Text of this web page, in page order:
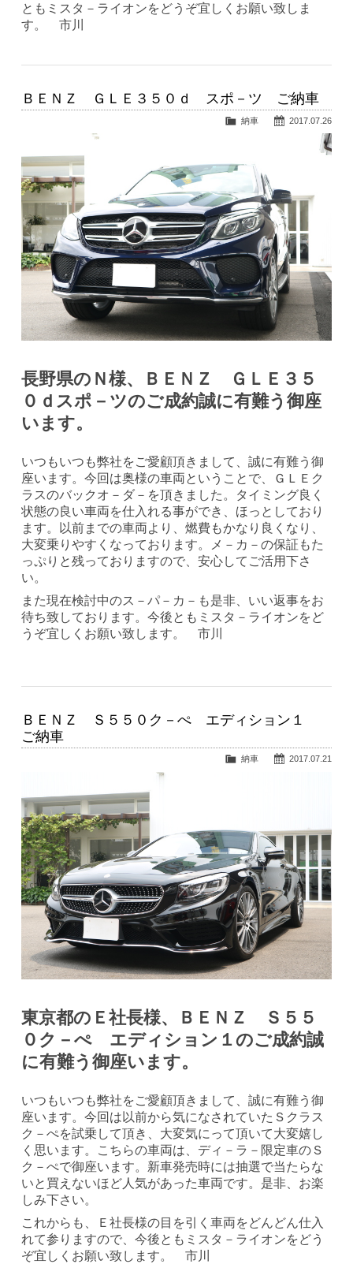
ともミスタ－ライオンをどうぞ宜しくお願い致しま
す。 市川
ＢＥＮＺ ＧＬＥ３５０ｄ スポ－ツ ご納車
2017.07.26
納車
長野県のＮ様、ＢＥＮＺ ＧＬＥ３５
０ｄスポ－ツのご成約誠に有難う御座
います。
いつもいつも弊社をご愛顧頂きまして、誠に有難う御
座います。今回は奥様の車両ということで、ＧＬＥク
ラスのバックオ－ダ－を頂きました。タイミング良く
状態の良い車両を仕入れる事ができ、ほっとしており
ます。以前までの車両より、燃費もかなり良くなり、
大変乗りやすくなっております。メ－カ－の保証もた
っぷりと残っておりますので、安心してご活用下さ
い。
また現在検討中のス－パ－カ－も是非、いい返事をお
待ち致しております。今後ともミスタ－ライオンをど
うぞ宜しくお願い致します。 市川
ＢＥＮＺ Ｓ５５０ク－ぺ エディション１
ご納車
2017.07.21
納車
東京都のＥ社長様、ＢＥＮＺ Ｓ５５
０ク－ぺ エディション１のご成約誠
に有難う御座います。
いつもいつも弊社をご愛顧頂きまして、誠に有難う御
座います。今回は以前から気になされていたＳクラス
ク－ぺを試乗して頂き、大変気にって頂いて大変嬉し
く思います。こちらの車両は、ディ－ラ－限定車のＳ
ク－ぺで御座います。新車発売時には抽選で当たらな
いと買えないほど人気があった車両です。是非、お楽
しみ下さい。
これからも、Ｅ社長様の目を引く車両をどんどん仕入
れて参りますので、今後ともミスタ－ライオンをどう
ぞ宜しくお願い致します。 市川